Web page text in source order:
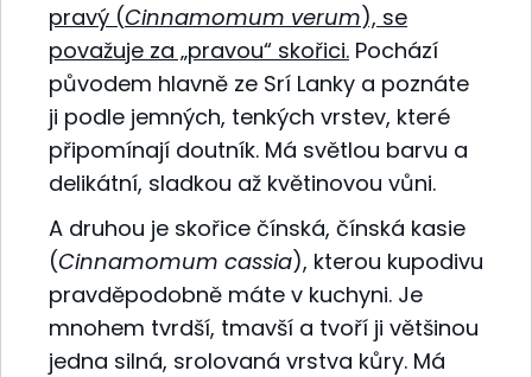
pravý (Cinnamomum verum), se
považuje za „pravou“ skořici. Pochází
původem hlavně ze Srí Lanky a poznáte
ji podle jemných, tenkých vrstev, které
připomínají doutník. Má světlou barvu a
delikátní, sladkou až květinovou vůni.
A druhou je skořice čínská, čínská kasie
(Cinnamomum cassia), kterou kupodivu
pravděpodobně máte v kuchyni. Je
mnohem tvrdší, tmavší a tvoří ji většinou
jedna silná, srolovaná vrstva kůry. Má